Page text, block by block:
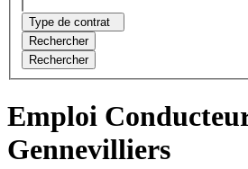
Type de contrat
Rechercher
Rechercher
Emploi
Gennevilliers